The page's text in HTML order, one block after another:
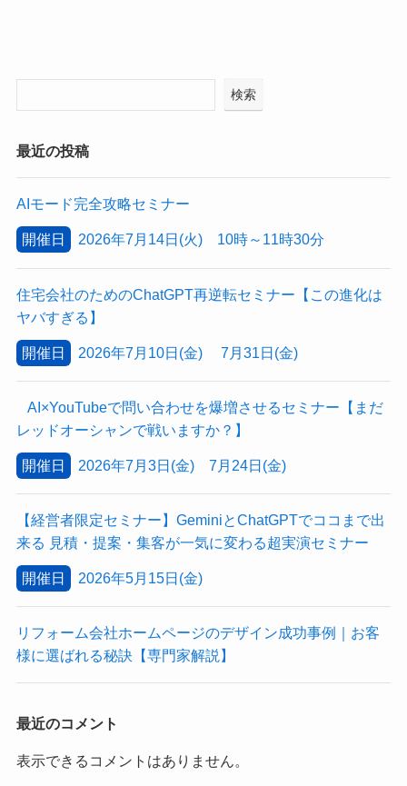
検索
最近の投稿
AIモード完全攻略セミナー
開催日 2026年7月14日(火) 10時～11時30分
住宅会社のためのChatGPT再逆転セミナー【この進化は
ヤバすぎる】
開催日 2026年7月10日(金) 7月31日(金)
AI×YouTubeで問い合わせを爆増させるセミナー【まだ
レッドオーシャンで戦いますか？】
開催日 2026年7月3日(金) 7月24日(金)
【経営者限定セミナー】GeminiとChatGPTでココまで出
来る 見積・提案・集客が一気に変わる超実演セミナー
開催日 2026年5月15日(金)
リフォーム会社ホームページのデザイン成功事例｜お客
様に選ばれる秘訣【専門家解説】
最近のコメント
表示できるコメントはありません。